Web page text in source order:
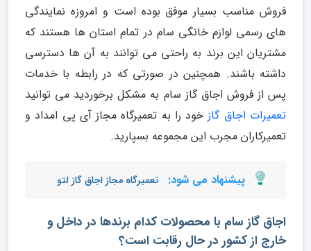
فروش مناسب بسیار موفق بوده است و امروزه نمایندگی
های رسمی لوازم خانگی سام در تمام استان ها هستند که
مشتریان این برند به راحتی می توانند به آن ها دسترسی
داشته باشند. همچنین در صورتی که در رابطه با خدمات
پس از فروش اجاق گاز سام به مشکل برخوردید می توانید
تعمیرات اجاق گاز خود را به تعمیرگاه مجاز آی پی امداد و
تعمیرکاران مجرب این مجموعه بسپارید.
پیشنهاد می شود: تعمیرگاه مجاز اجاق گاز لتو
اجاق گاز سام با محصولات کدام برندها در داخل و
خارج از کشور در حال رقابت است؟